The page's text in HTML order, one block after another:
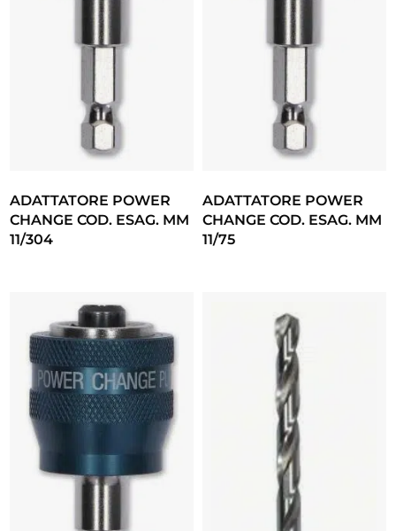
ADATTATORE POWER
CHANGE COD. ESAG. MM
11/304
ADATTATORE POWER
CHANGE COD. ESAG. MM
11/75